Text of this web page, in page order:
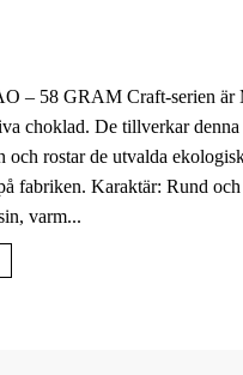
– 58 GRAM Craft-serien är
choklad. De tillverkar
och rostar de utvalda
fabriken. Karaktär: Rund
varm...